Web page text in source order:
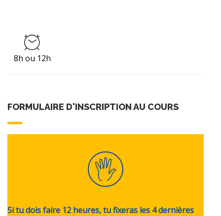
8h ou 12h
FORMULAIRE D'INSCRIPTION AU COURS
Si tu dois faire 12 heures, tu fixeras les 4 dernières